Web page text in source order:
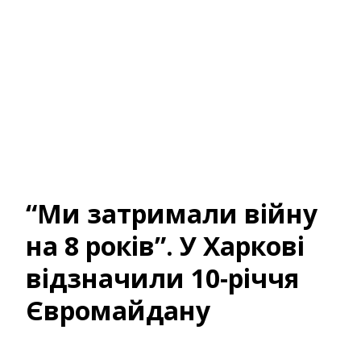
“Ми затримали війну
на 8 років”. У Харкові
відзначили 10-річчя
Євромайдану